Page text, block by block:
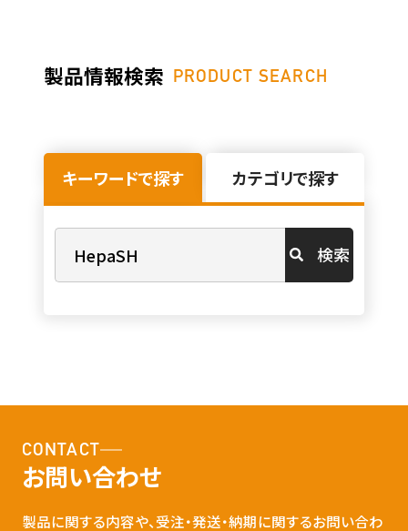
製品情報検索 PRODUCT SEARCH
キーワードで探す カテゴリで探す
検索
CONTACT
お問い合わせ
製品に関する内容や、受注・発送・納期に関するお問い合わ